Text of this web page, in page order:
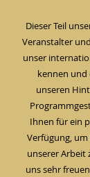
Dieser Teil
Veranstalter
unser
kennen und
unseren
Ihnen für ein
Verfügung,
unserer Arbeit
uns sehr